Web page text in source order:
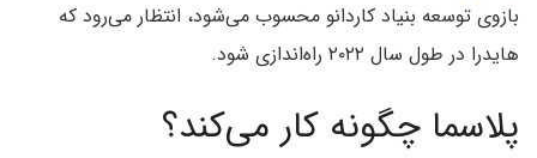
بازوی توسعه بنیاد کاردانو محسوب می‌شود‌، انتظار می‌رود که
هایدرا در طول سال ۲۰۲۲ راه‌اندازی شود.
پلاسما چگونه کار می‌کند؟